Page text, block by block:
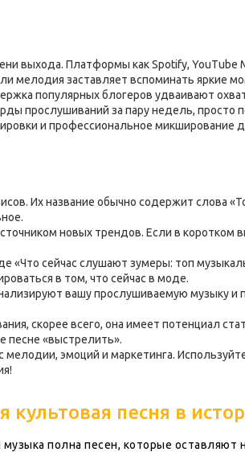
выхода. Платформы как Spotify, YouTube
мелодия заставляет вспоминать яркие
популярных блогеров удваивают
прослушиваний за пару недель, просто
и профессиональное
Их название обычно содержит слова
новых трендов. Если в
«Что сейчас слушают зумеры: топ
в том, что сейчас в моде.
вашу прослушиваемую музыку и
скорее всего, она имеет потенциал
песне «выстрелить».
эмоций и маркетинга.
культовая песня в
музыка полна песен, которые